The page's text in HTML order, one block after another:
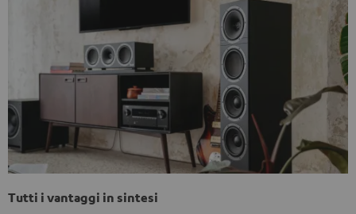
Tutti i vantaggi in sintesi